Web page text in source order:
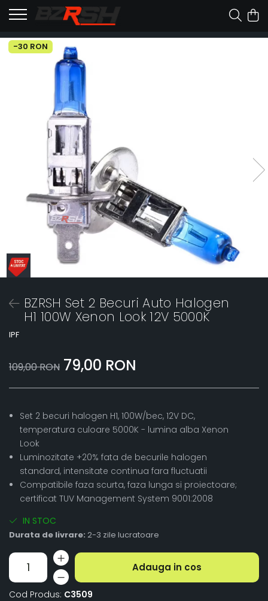
-30 RON
BZRSH Set 2 Becuri Auto Halogen
H1 100W Xenon Look 12V 5000K
IPF
109,00 RON 79,00 RON
Set 2 becuri halogen H1, 100W/bec, 12V DC,
temperatura culoare 5000K - lumina alba Xenon
Look
Luminozitate +20% fata de becurile halogen
standard, intensitate continua fara fluctuatii
Compatibile faza scurta, faza lunga si proiectoare;
certificat TUV Management System 9001:2008
IN STOC
Durata de livrare: 2-3 zile lucratoare
Adauga in cos
Cod Produs: C3509